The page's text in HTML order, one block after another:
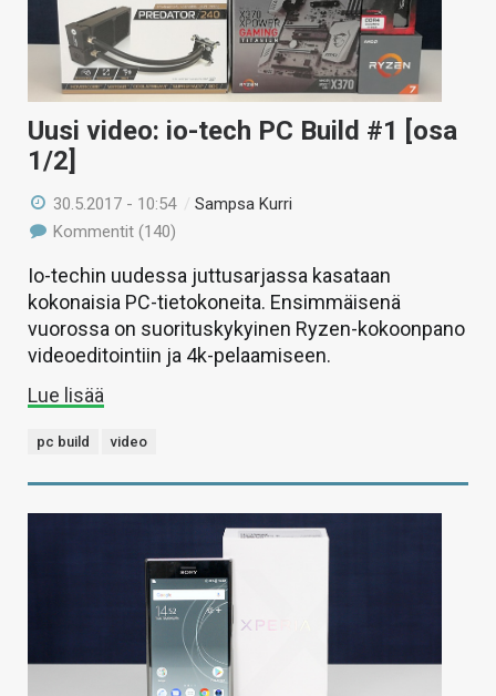
Uusi video: io-tech PC Build #1 [osa
1/2]
30.5.2017 - 10:54 /Sampsa Kurri
Kommentit (140)
Io-techin uudessa juttusarjassa kasataan
kokonaisia PC-tietokoneita. Ensimmäisenä
vuorossa on suorituskykyinen Ryzen-kokoonpano
videoeditointiin ja 4k-pelaamiseen.
Lue lisää
pc build video